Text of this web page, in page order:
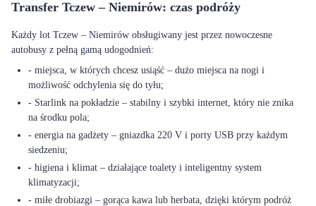
Transfer Tczew – Niemirów: czas podróży
Każdy lot Tczew – Niemirów obsługiwany jest przez nowoczesne
autobusy z pełną gamą udogodnień:
- miejsca, w których chcesz usiąść – dużo miejsca na nogi i
możliwość odchylenia się do tyłu;
- Starlink na pokładzie – stabilny i szybki internet, który nie znika
na środku pola;
- energia na gadżety – gniazdka 220 V i porty USB przy każdym
siedzeniu;
- higiena i klimat – działające toalety i inteligentny system
klimatyzacji;
- miłe drobiazgi – gorąca kawa lub herbata, dzięki którym podróż